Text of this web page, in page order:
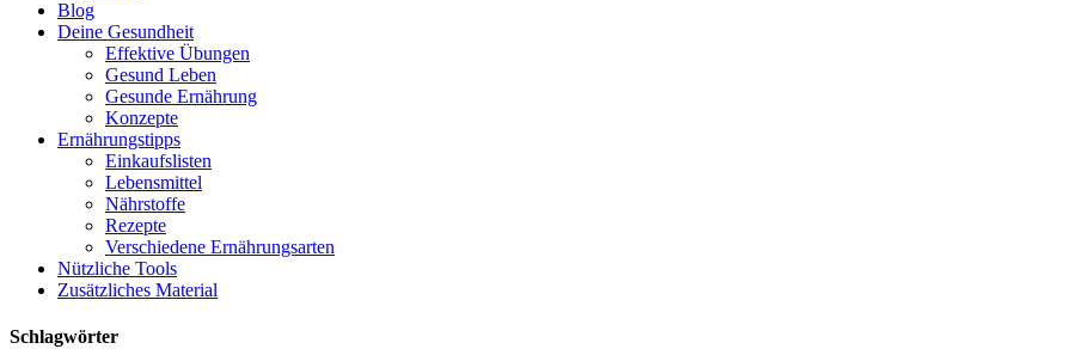
Blog
Deine Gesundheit
Effektive Übungen
Gesund Leben
Gesunde Ernährung
Konzepte
Ernährungstipps
Einkaufslisten
Lebensmittel
Nährstoffe
Rezepte
Verschiedene Ernährungsarten
Nützliche Tools
Zusätzliches Material
Schlagwörter